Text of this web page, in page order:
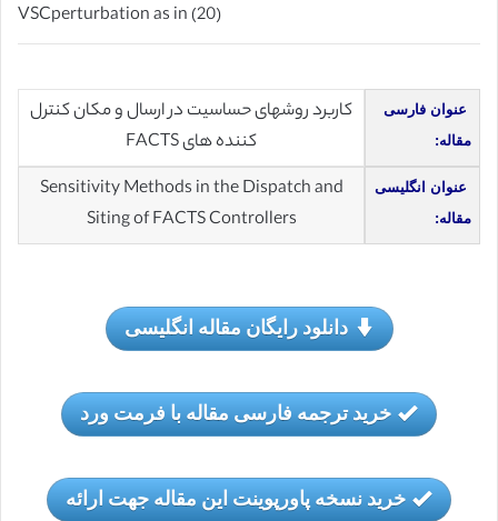
VSCperturbation as in (20)
عنوان فارسی
مقاله:
کاربرد روشهای حساسیت در ارسال و مکان کنترل
کننده های FACTS
عنوان انگلیسی
مقاله:
Sensitivity Methods in the Dispatch and
Siting of FACTS Controllers
دانلود رایگان مقاله انگلیسی
خرید ترجمه فارسی مقاله با فرمت ورد
خرید نسخه پاورپوینت این مقاله جهت ارائه